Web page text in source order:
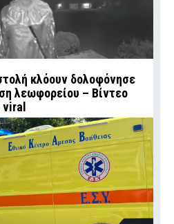
κλόουν δολοφόνησε
λεωφορείου – Βίντεο
viral